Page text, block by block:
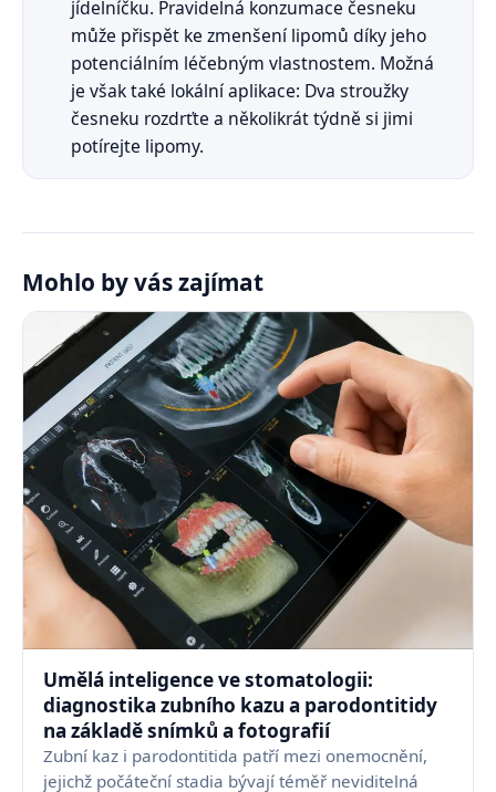
jídelníčku. Pravidelná konzumace česneku
může přispět ke zmenšení lipomů díky jeho
potenciálním léčebným vlastnostem. Možná
je však také lokální aplikace: Dva stroužky
česneku rozdrťte a několikrát týdně si jimi
potírejte lipomy.
Mohlo by vás zajímat
Umělá inteligence ve stomatologii:
diagnostika zubního kazu a parodontitidy
na základě snímků a fotografií
Zubní kaz i parodontitida patří mezi onemocnění,
jejichž počáteční stadia bývají téměř neviditelná